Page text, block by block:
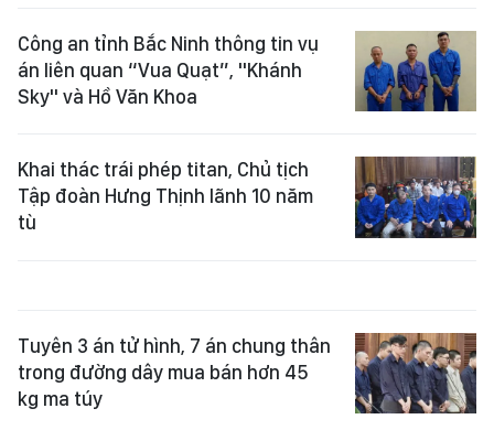
Công an tỉnh Bắc Ninh thông tin vụ
án liên quan “Vua Quạt”, "Khánh
Sky" và Hồ Văn Khoa
Khai thác trái phép titan, Chủ tịch
Tập đoàn Hưng Thịnh lãnh 10 năm
tù
Tuyên 3 án tử hình, 7 án chung thân
trong đường dây mua bán hơn 45
kg ma túy